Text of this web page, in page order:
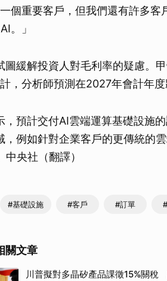
個重要客戶，但我們還有許多
。」
圖緩解投資人對毛利率的疑慮。
，分析師預測在2027年會計年度
，預計交付AI雲端運算基礎設施
，例如針對企業客戶的更傳統的
中央社（翻譯）
#基礎設施 #客戶 #訂單
關文章
川普擬對多晶矽產品課徵15%關稅